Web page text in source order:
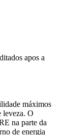
apos a
máximos
leveza. O
na parte da
de energia